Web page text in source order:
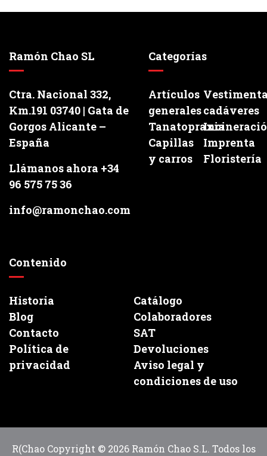
Ramón Chao SL
Ctra. Nacional 332,
Km.191 03740 | Gata de
Gorgos Alicante –
España
Llámanos ahora +34
96 575 75 36
info@ramonchao.com
Categorías
Artículos
generalescadáveres
Tanatopraxia
Capillas
y carros
Imprenta
Floristería
Contenido
Historia
Catálogo
Blog
Colaboradores
Contacto
SAT
Política de
privacidad
Devoluciones
Aviso legal y
condiciones de uso
R(Chao Copyright © 2026 Ramón Chao S.L. Todos los